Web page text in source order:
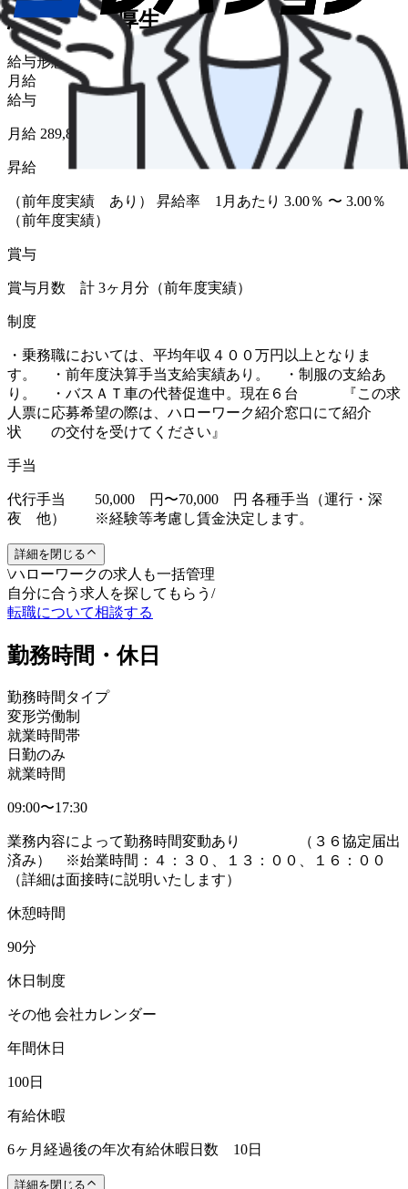
給与・福利厚生
給与形態
月給
給与
月給 289,800円〜359,196円
昇給
（前年度実績 あり） 昇給率 1月あたり 3.00％ 〜 3.00％
（前年度実績）
賞与
賞与月数 計 3ヶ月分（前年度実績）
制度
・乗務職においては、平均年収４００万円以上となりま
す。 ・前年度決算手当支給実績あり。 ・制服の支給あ
り。 ・バスＡＴ車の代替促進中。現在６台 『この求
人票に応募希望の際は、ハローワーク紹介窓口にて紹介
状 の交付を受けてください』
手当
代行手当 50,000 円〜70,000 円 各種手当（運行・深
夜 他） ※経験等考慮し賃金決定します。
詳細を閉じる
\ハローワークの求人も一括管理
自分に合う求人を探してもらう /
転職について相談する
勤務時間・休日
勤務時間タイプ
変形労働制
就業時間帯
日勤のみ
就業時間
09:00〜17:30
業務内容によって勤務時間変動あり （３６協定届出
済み） ※始業時間：４：３０、１３：００、１６：００
（詳細は面接時に説明いたします）
休憩時間
90分
休日制度
その他 会社カレンダー
年間休日
100日
有給休暇
6ヶ月経過後の年次有給休暇日数 10日
詳細を閉じる